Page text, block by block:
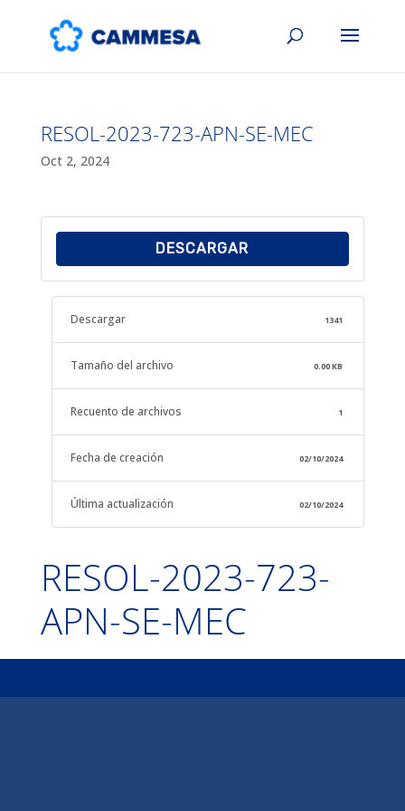
RESOL-2023-723-APN-SE-MEC
Oct 2, 2024
DESCARGAR
Descargar 1341
Tamaño del archivo 0.00 KB
Recuento de archivos 1
Fecha de creación 02/10/2024
Última actualización 02/10/2024
RESOL-2023-723-
APN-SE-MEC